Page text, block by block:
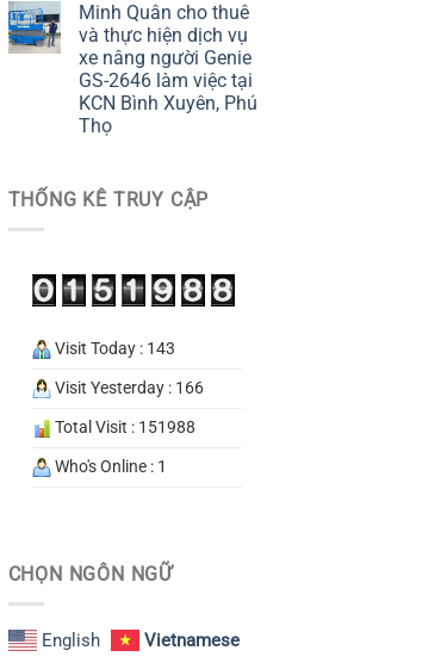
Minh Quân cho thuê
và thực hiện dịch vụ
xe nâng người Genie
GS-2646 làm việc tại
KCN Bình Xuyên, Phú
Thọ
THỐNG KÊ TRUY CẬP
Visit Today : 143
Visit Yesterday : 166
Total Visit : 151988
Who's Online : 1
CHỌN NGÔN NGỮ
English Vietnamese